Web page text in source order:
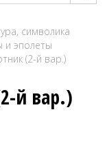
символика
и эполеты
(2-й вар.)
й вар.)